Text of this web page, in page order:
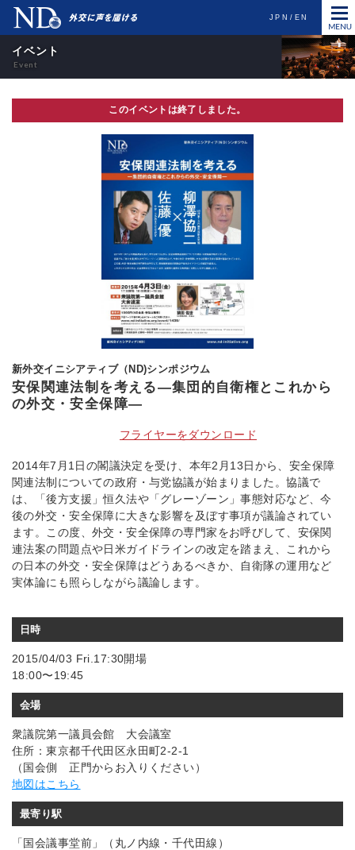
JPN EN
イベント
このイベントは終了しました。
新外交イニシアティブ（ND)シンポジウム
安保関連法制を考える―集団的自衛権とこれから
の外交・安全保障―
フライヤーをダウンロード
2014年7月1日の閣議決定を受け、本年2月13日から、安全保障
関連法制についての政府・与党協議が始まりました。協議で
は、「後方支援」恒久法や「グレーゾーン」事態対応など、今
後の外交・安全保障に大きな影響を及ぼす事項が議論されてい
ます。この度、外交・安全保障の専門家をお呼びして、安保関
連法案の問題点や日米ガイドラインの改定を踏まえ、これから
の日本の外交・安全保障はどうあるべきか、自衛隊の運用など
実体論にも照らしながら議論します。
日時
2015/04/03 Fri.17:30開場
18:00〜19:45
会場
衆議院第一議員会館 大会議室
住所：東京都千代田区永田町2-2-1
（国会側 正門からお入りください）
地図はこちら
最寄り駅
「国会議事堂前」（丸ノ内線・千代田線）